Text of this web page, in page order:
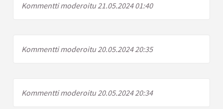
Kommentti moderoitu 21.05.2024 01:40
Kommentti moderoitu 20.05.2024 20:35
Kommentti moderoitu 20.05.2024 20:34